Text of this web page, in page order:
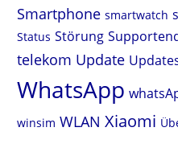
Smartphone smartwatch
Status Störung
telekom Update
WhatsApp
winsim WLAN Xiaomi